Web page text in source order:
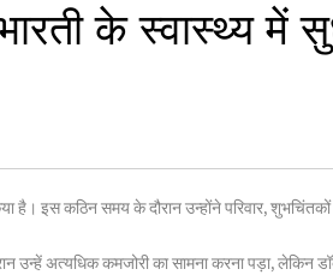
के स्वास्थ्य
है। इस कठिन समय के दौरान उन्होंने परिवार,
उन्हें अत्यधिक कमजोरी का सामना करना पड़ा,